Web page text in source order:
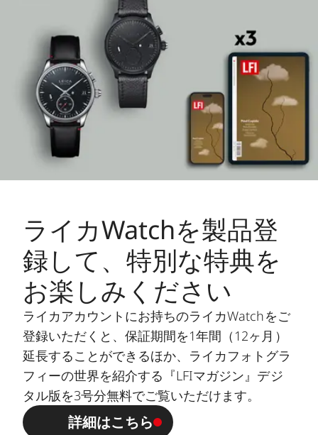
ライカWatchを製品登
録して、特別な特典を
お楽しみください
ライカアカウントにお持ちのライカWatchをご
登録いただくと、保証期間を1年間（12ヶ月）
延長することができるほか、ライカフォトグラ
フィーの世界を紹介する『LFIマガジン』デジ
タル版を3号分無料でご覧いただけます。
詳細はこちら